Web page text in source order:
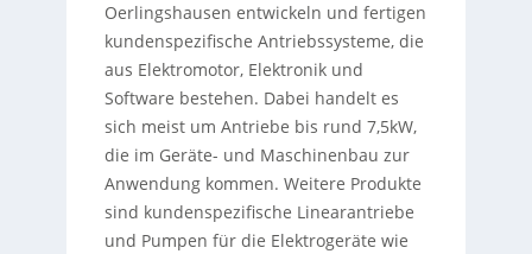
Oerlingshausen entwickeln und fertigen
kundenspezifische Antriebssysteme, die
aus Elektromotor, Elektronik und
Software bestehen. Dabei handelt es
sich meist um Antriebe bis rund 7,5kW,
die im Geräte- und Maschinenbau zur
Anwendung kommen. Weitere Produkte
sind kundenspezifische Linearantriebe
und Pumpen für die Elektrogeräte wie